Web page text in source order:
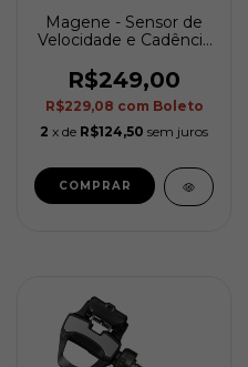
Magene - Sensor de
Velocidade e Cadência
R$249,00
R$229,08 com Boleto
2 x de R$124,50 sem juros